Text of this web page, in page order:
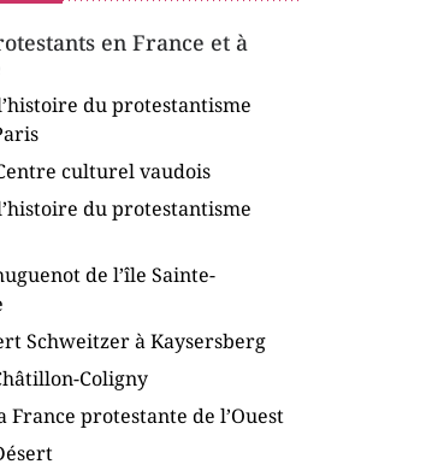
en France et à
du protestantisme
culturel vaudois
du protestantisme
de l’île Sainte-
Schweitzer à Kaysersberg
Coligny
France protestante de l’Ouest